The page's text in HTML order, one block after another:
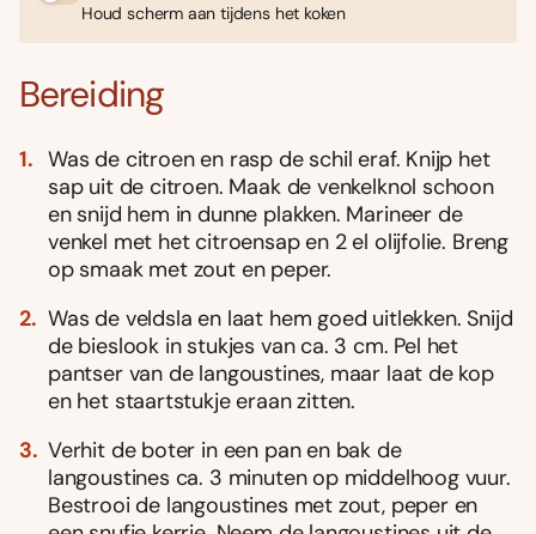
Houd scherm aan tijdens het koken
Bereiding
Was de citroen en rasp de schil eraf. Knijp het
sap uit de citroen. Maak de venkelknol schoon
en snijd hem in dunne plakken. Marineer de
venkel met het citroensap en 2 el olijfolie. Breng
op smaak met zout en peper.
Was de veldsla en laat hem goed uitlekken. Snijd
de bieslook in stukjes van ca. 3 cm. Pel het
pantser van de langoustines, maar laat de kop
en het staartstukje eraan zitten.
Verhit de boter in een pan en bak de
langoustines ca. 3 minuten op middelhoog vuur.
Bestrooi de langoustines met zout, peper en